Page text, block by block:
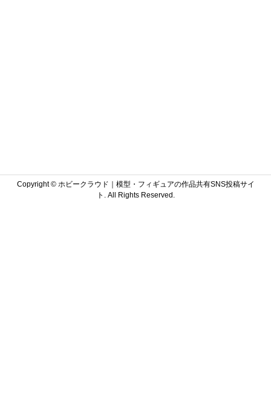
Copyright ©ホビークラウド｜模型・フィギュアの作品共有SNS投稿サイ
ト. All Rights Reserved.